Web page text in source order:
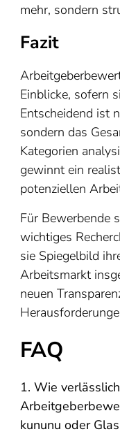
mehr, sondern
Fazit
Einblicke, sofern
Entscheidend ist
sondern das
Kategorien
gewinnt ein
potenziellen
Für Bewerbende
wichtiges
sie Spiegelbild
Arbeitsmarkt
neuen
FAQ
1. Wie
kununu oder